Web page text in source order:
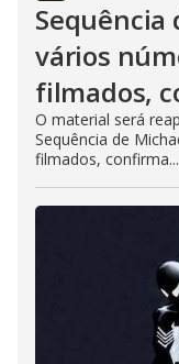
Sequência
vários
filmados,
O material será
Sequência de
filmados, confirma...